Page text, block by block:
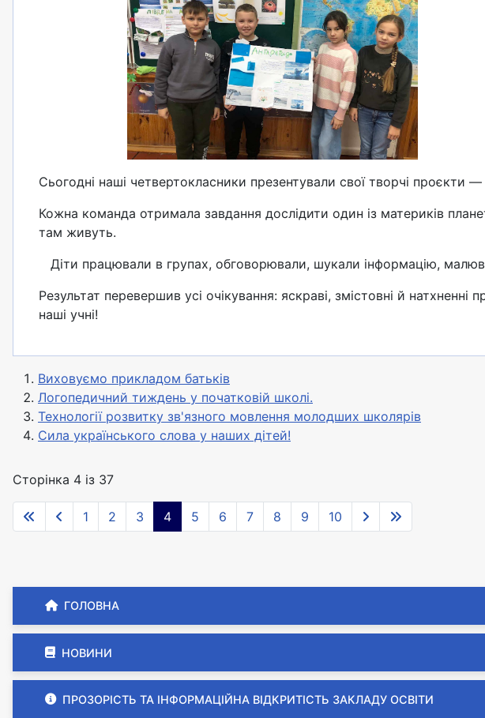
ГОЛОВНА
НОВИНИ
ПРОЗОРІСТЬ ТА ІНФОРМАЦІЙНА ВІДКРИТІСТЬ ЗАКЛАДУ ОСВІТИ
Сьогодні наші четвертокласники презентували свої творчі проєкти —
Кожна команда отримала завдання дослідити один із материків
там живуть.
Діти працювали в групах, обговорювали, шукали інформацію,
Результат перевершив усі очікування: яскраві, змістовні й
наші учні!
Виховуємо прикладом батьків
Логопедичний тиждень у початковій школі.
Технології розвитку зв'язного мовлення молодших школярів
Сила українського слова у наших дітей!
Сторінка 4 із 37
1 2 3 4 5 6 7 8 9 10